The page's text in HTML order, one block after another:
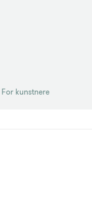
For kunstnere